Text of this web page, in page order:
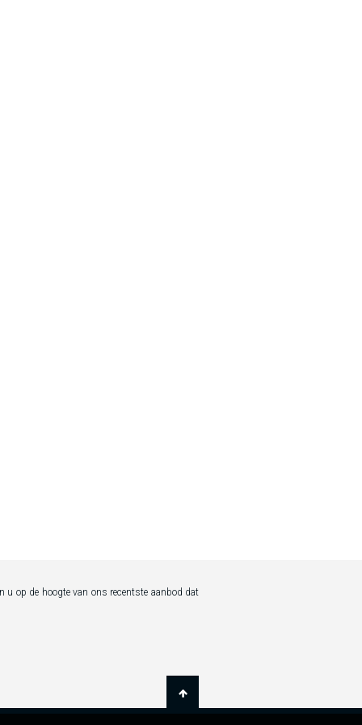
op de hoogte van ons recentste aanbod dat